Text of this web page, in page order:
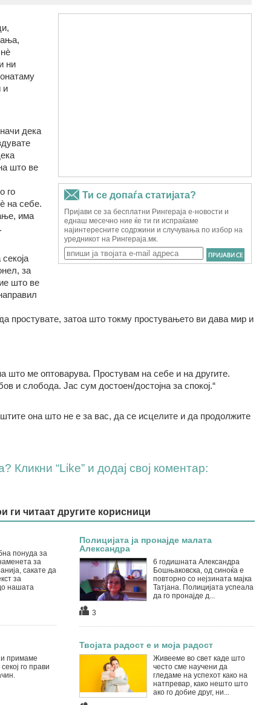
ни
и
дека
што ве
го
на себе.
има
за
што ве
простувате, затоа што токму простувањето ви дава мир и
што ме оптоварува. Простувам на себе и на другите.
и слобода. Јас сум достоен/достојна за спокој.“
она што не е за вас, да се исцелите и да продолжите
Кликни “Like” и додај свој коментар:
ги читаат другите корисници
понуда за
за
сакате да
за
нашата
Полицијата ја пронајде малата
Александра
6 годишната Александра
Бошњаковска, од синоќа е
повторно со нејзината мајка
Татјана. Полицијата успеала
да го пронајде д...
3
примаме
го прави
Твојата радост е и моја радост
Живееме во свет каде што
често сме научени да
гледаме на успехот како на
натпревар, како нешто што
ако го добие друг, ни...